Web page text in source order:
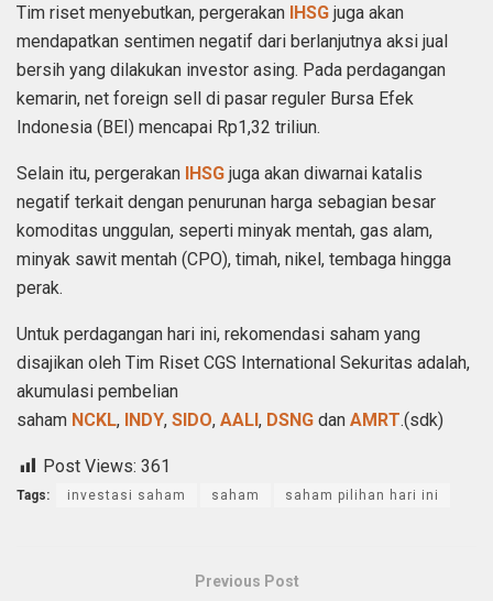
Tim riset menyebutkan, pergerakan IHSG juga akan
mendapatkan sentimen negatif dari berlanjutnya aksi jual
bersih yang dilakukan investor asing. Pada perdagangan
kemarin, net foreign sell di pasar reguler Bursa Efek
Indonesia (BEI) mencapai Rp1,32 triliun.
Selain itu, pergerakan IHSG juga akan diwarnai katalis
negatif terkait dengan penurunan harga sebagian besar
komoditas unggulan, seperti minyak mentah, gas alam,
minyak sawit mentah (CPO), timah, nikel, tembaga hingga
perak.
Untuk perdagangan hari ini, rekomendasi saham yang
disajikan oleh Tim Riset CGS International Sekuritas adalah,
akumulasi pembelian
saham NCKL, INDY, SIDO, AALI , DSNG dan AMRT.(sdk)
Post Views: 361
Tags: investasi saham saham saham pilihan hari ini
Previous Post